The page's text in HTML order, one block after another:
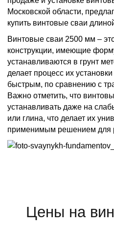
Московской области,
купить винтовые сваи
Винтовые сваи 2500 мм –
конструкции, имеющие
устанавливаются в грунт
делает процесс их
быстрым, по сравнению с
Важно отметить, что
устанавливать даже на
или глина, что делает их
применимым решением для
Цены на